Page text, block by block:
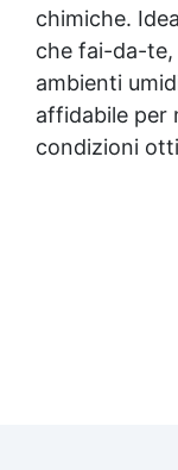
chimiche.
che fai-da-
ambienti
affidabile per
condizioni